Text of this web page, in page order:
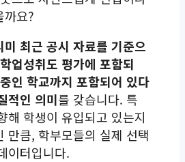
까요?
미 최근 공시 자료를 기준으
업성취도 평가에 포함되
인 학교까지 포함되어 있다
적인 의미를 갖습니다. 특
해 학생이 유입되고 있는지
만큼, 학부모들의 실제 선택
이터입니다.